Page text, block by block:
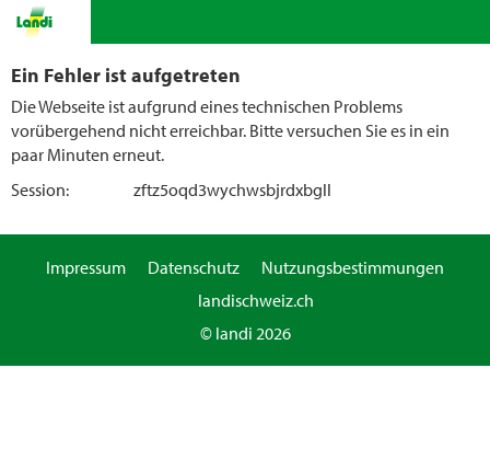
Ein Fehler ist aufgetreten
Die Webseite ist aufgrund eines technischen Problems
vorübergehend nicht erreichbar. Bitte versuchen Sie es in ein
paar Minuten erneut.
Session:
zftz5oqd3wychwsbjrdxbgll
Impressum Datenschutz
Nutzungsbestimmungen
landischweiz.ch
© landi 2026